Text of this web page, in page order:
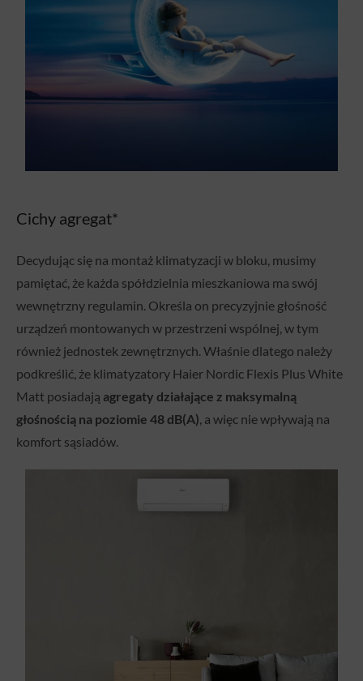
Cichy agregat*
Decydując się na montaż klimatyzacji w bloku, musimy
pamiętać, że każda spółdzielnia mieszkaniowa ma swój
wewnętrzny regulamin. Określa on precyzyjnie głośność
urządzeń montowanych w przestrzeni wspólnej, w tym
również jednostek zewnętrznych. Właśnie dlatego należy
podkreślić, że klimatyzatory Haier Nordic Flexis Plus White
Matt posiadają agregaty działające z maksymalną
głośnością na poziomie 48 dB(A), a więc nie wpływają na
komfort sąsiadów.